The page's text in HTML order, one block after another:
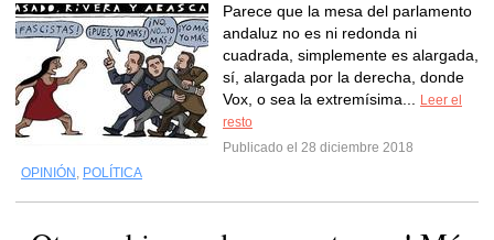
Parece que la mesa del parlamento
andaluz no es ni redonda ni
cuadrada, simplemente es alargada,
sí, alargada por la derecha, donde
Vox, o sea la extremísima...
Leer el
resto
Publicado el 28 diciembre 2018
OPINIÓN , POLÍTICA